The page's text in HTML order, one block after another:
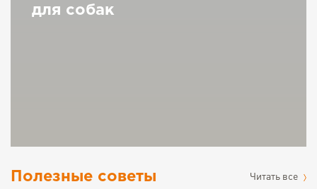
для собак
Полезные советы Читать все